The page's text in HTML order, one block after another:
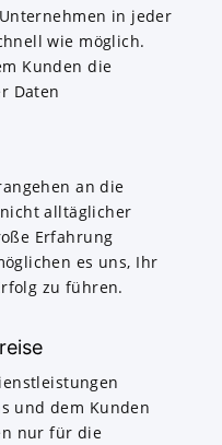
in jeder
wie möglich.
Kunden die
Daten
an die
alltäglicher
Erfahrung
es uns, Ihr
zu führen.
und dem Kunden
nur für die